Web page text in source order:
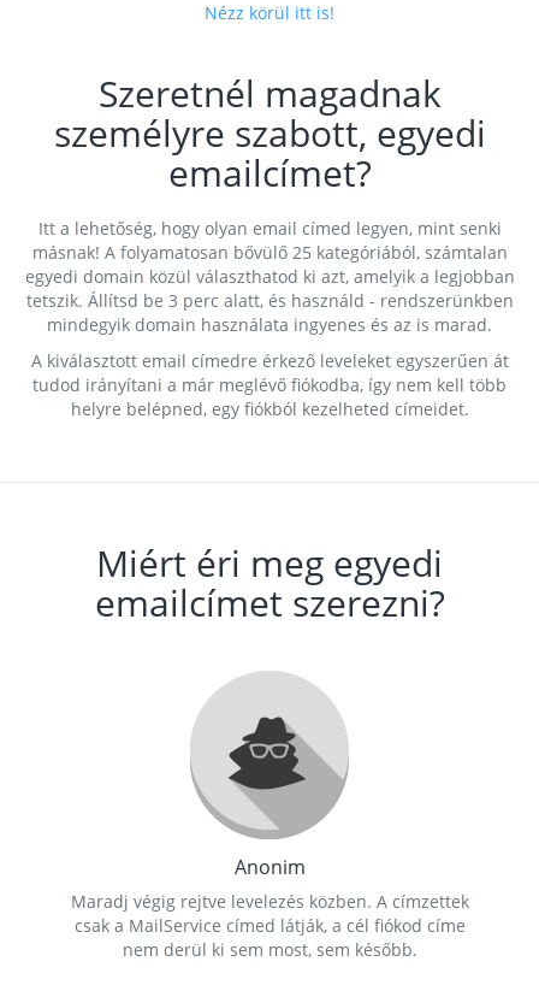
Nézz körül itt is!
Szeretnél magadnak
személyre szabott, egyedi
emailcímet?
Itt a lehetőség, hogy olyan email címed legyen, mint senki
másnak! A folyamatosan bővülő 25 kategóriából, számtalan
egyedi domain közül választhatod ki azt, amelyik a legjobban
tetszik. Állítsd be 3 perc alatt, és használd - rendszerünkben
mindegyik domain használata ingyenes és az is marad.
A kiválasztott email címedre érkező leveleket egyszerűen át
tudod irányítani a már meglévő fiókodba, így nem kell több
helyre belépned, egy fiókból kezelheted címeidet.
Miért éri meg egyedi
emailcímet szerezni?
Anonim
Maradj végig rejtve levelezés közben. A címzettek
csak a MailService címed látják, a cél fiókod címe
nem derül ki sem most, sem később.